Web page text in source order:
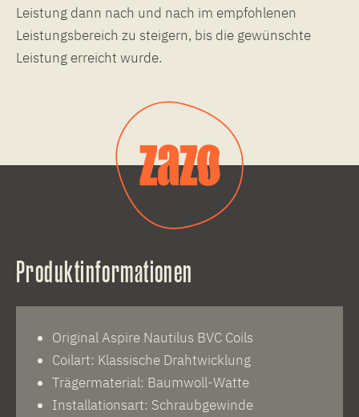
Leistung dann nach und nach im empfohlenen
Leistungsbereich zu steigern, bis die gewünschte
Leistung erreicht wurde.
Produktinformationen
Original Aspire Nautilus BVC Coils
Coilart: Klassische Drahtwicklung
Trägermaterial: Baumwoll-Watte
Installationsart: Schraubgewinde